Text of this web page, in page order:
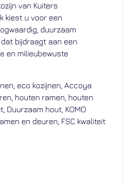
van Kuiters
kiest u voor een
duurzaam
bijdraagt aan een
en milieubewuste